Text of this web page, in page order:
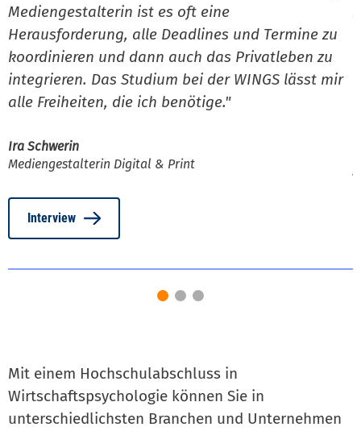
Mediengestalterin ist es oft eine
Herausforderung, alle Deadlines und Termine zu
koordinieren und dann auch das Privatleben zu
integrieren. Das Studium bei der WINGS lässt mir
alle Freiheiten, die ich benötige."
Ira Schwerin
Mediengestalterin Digital & Print
Interview
Mit einem Hochschulabschluss in
Wirtschaftspsychologie können Sie in
unterschiedlichsten Branchen und Unternehmen